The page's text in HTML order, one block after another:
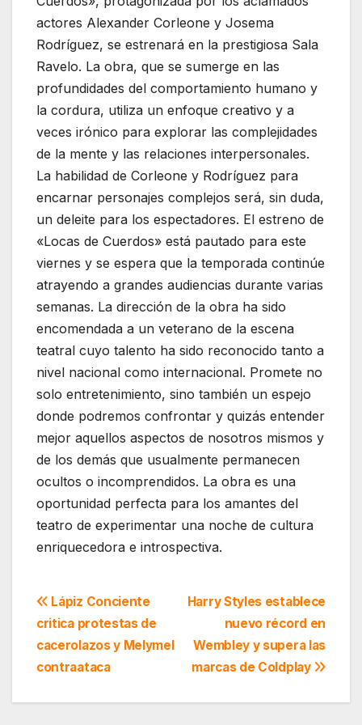
actores Alexander Corleone y Josema
Rodríguez, se estrenará en la prestigiosa Sala
Ravelo. La obra, que se sumerge en las
profundidades del comportamiento humano y
la cordura, utiliza un enfoque creativo y a
veces irónico para explorar las complejidades
de la mente y las relaciones interpersonales.
La habilidad de Corleone y Rodríguez para
encarnar personajes complejos será, sin duda,
un deleite para los espectadores. El estreno de
«Locas de Cuerdos» está pautado para este
viernes y se espera que la temporada continúe
atrayendo a grandes audiencias durante varias
semanas. La dirección de la obra ha sido
encomendada a un veterano de la escena
teatral cuyo talento ha sido reconocido tanto a
nivel nacional como internacional. Promete no
solo entretenimiento, sino también un espejo
donde podremos confrontar y quizás entender
mejor aquellos aspectos de nosotros mismos y
de los demás que usualmente permanecen
ocultos o incomprendidos. La obra es una
oportunidad perfecta para los amantes del
teatro de experimentar una noche de cultura
enriquecedora e introspectiva.
Navegación
de
entradas
Harry Styles establece
nuevo récord en
Wembley y supera las
marcas de Coldplay
Lápiz Conciente
critica protestas de
cacerolazos y Melymel
contraataca